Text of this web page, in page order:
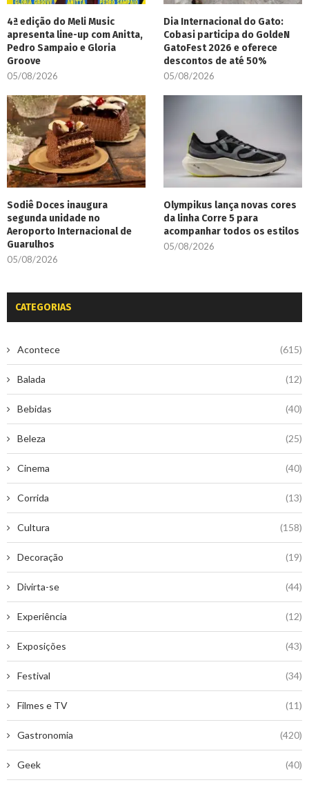
4ª edição do Meli Music
apresenta line-up com Anitta,
Pedro Sampaio e Gloria
Groove
05/08/2026
Dia Internacional do Gato:
Cobasi participa do GoldeN
GatoFest 2026 e oferece
descontos de até 50%
05/08/2026
Sodiê Doces inaugura
segunda unidade no
Aeroporto Internacional de
Guarulhos
05/08/2026
Olympikus lança novas cores
da linha Corre 5 para
acompanhar todos os estilos
05/08/2026
CATEGORIAS
Acontece (615)
Balada (12)
Bebidas (40)
Beleza (25)
Cinema (40)
Corrida (13)
Cultura (158)
Decoração (19)
Divirta-se (44)
Experiência (12)
Exposições (43)
Festival (34)
Filmes e TV (11)
Gastronomia (420)
Geek (40)